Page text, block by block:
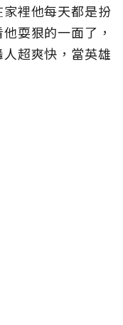
裡他每天都是扮
耍狠的一面了，
超爽快，當英雄